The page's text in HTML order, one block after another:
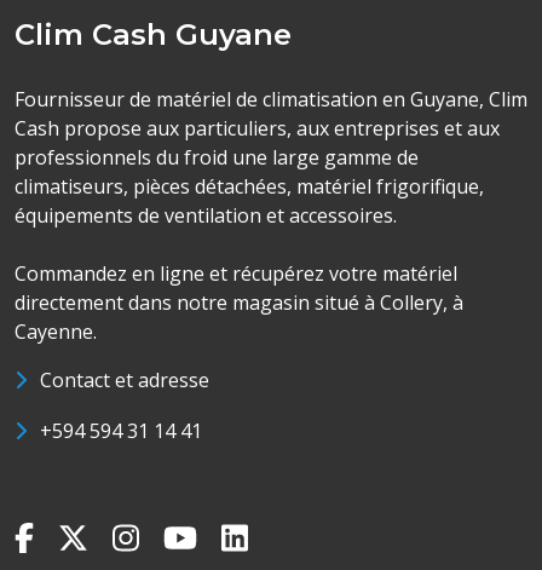
Clim Cash Guyane
Fournisseur de matériel de climatisation en Guyane, Clim
Cash propose aux particuliers, aux entreprises et aux
professionnels du froid une large gamme de
climatiseurs, pièces détachées, matériel frigorifique,
équipements de ventilation et accessoires.
Commandez en ligne et récupérez votre matériel
directement dans notre magasin situé à Collery, à
Cayenne.
Contact et adresse
+594 594 31 14 41